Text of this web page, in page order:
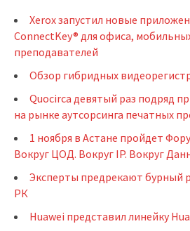
Xerox запустил новые
ConnectKey® для офиса,
преподавателей
Обзор гибридных
Quocirca девятый раз подряд
на рынке аутсорсинга печатных
1 ноября в Астане пройдет
Вокруг ЦОД. Вокруг IP. Вокруг
Эксперты предрекают бурный
РК
Huawei представил линейку